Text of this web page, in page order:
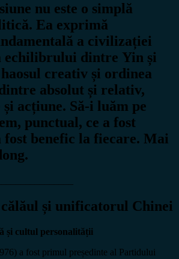
nu este o simplă
Ea exprimă
a civilizației
echilibrului dintre Yin și
creativ și ordinea
absolut și relativ,
acțiune. Să-i luăm pe
punctual, ce a fost
fost benefic la fiecare. Mai
și unificatorul Chinei
și cultul personalității
a fost primul președinte al Partidului